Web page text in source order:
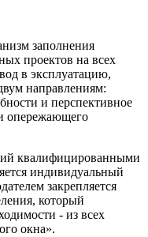
заполнения
проектов на всех
в эксплуатацию,
направлениям:
и перспективное
опережающего
квалифицированными
индивидуальный
закрепляется
который
- из всех
окна».